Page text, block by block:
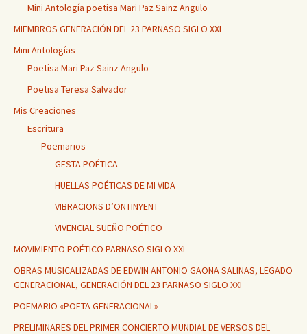
Mini Antología poetisa Mari Paz Sainz Angulo
MIEMBROS GENERACIÓN DEL 23 PARNASO SIGLO XXI
Mini Antologías
Poetisa Mari Paz Sainz Angulo
Poetisa Teresa Salvador
Mis Creaciones
Escritura
Poemarios
GESTA POÉTICA
HUELLAS POÉTICAS DE MI VIDA
VIBRACIONS D’ONTINYENT
VIVENCIAL SUEÑO POÉTICO
MOVIMIENTO POÉTICO PARNASO SIGLO XXI
OBRAS MUSICALIZADAS DE EDWIN ANTONIO GAONA SALINAS, LEGADO
GENERACIONAL, GENERACIÓN DEL 23 PARNASO SIGLO XXI
POEMARIO «POETA GENERACIONAL»
PRELIMINARES DEL PRIMER CONCIERTO MUNDIAL DE VERSOS DEL